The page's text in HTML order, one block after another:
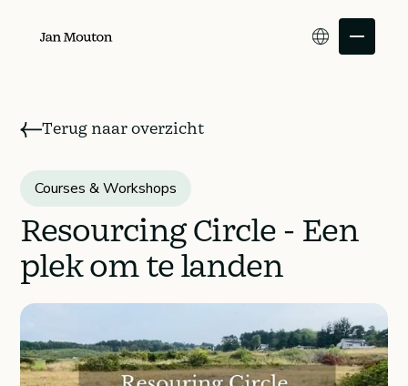
Individuele
klanten
Leiders en
organisaties
Terug naar overzicht
Courses & Workshops
Resourcing Circle - Een
plek om te landen